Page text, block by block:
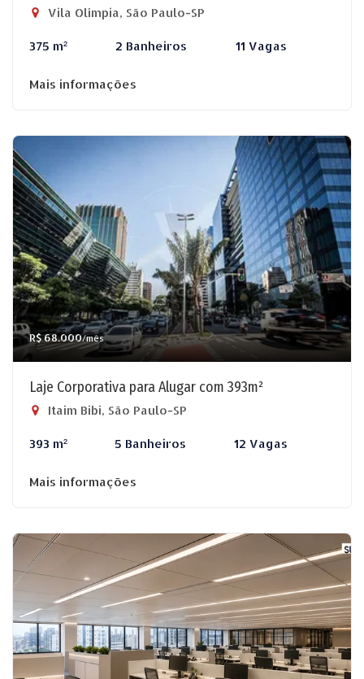
Vila Olímpia, São Paulo-SP
375 m² 2 Banheiros 11 Vagas
Mais informações
R$ 68.000/mês
Laje Corporativa para Alugar com 393m²
Itaim Bibi, São Paulo-SP
393 m² 5 Banheiros 12 Vagas
Mais informações